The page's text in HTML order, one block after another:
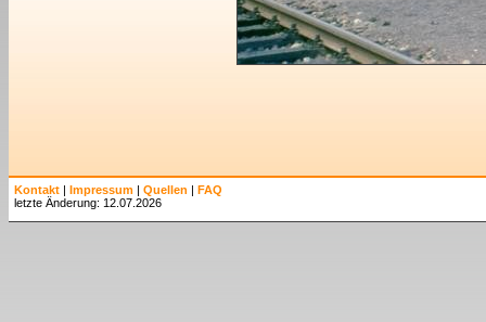
Kontakt | Impressum | Quellen | FAQ
letzte Änderung: 12.07.2026